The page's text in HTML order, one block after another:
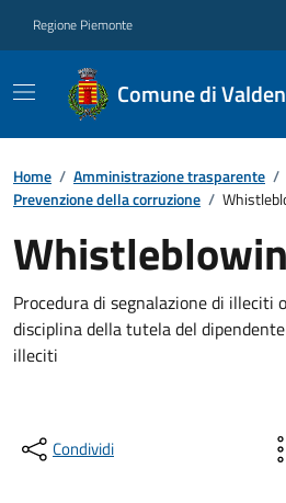
Regione Piemonte
Comune di
Home / Amministrazione trasparente /
Prevenzione della corruzione /
Procedura di segnalazione di illeciti
disciplina della tutela del
illeciti
Condividi